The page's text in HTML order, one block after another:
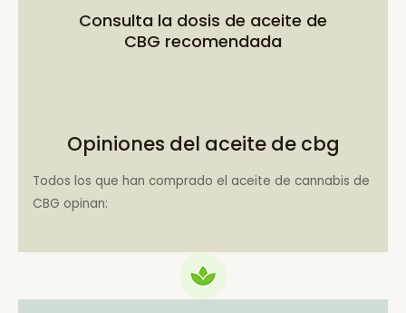
Consulta la dosis de aceite de
CBG recomendada
Opiniones del aceite de cbg
Todos los que han comprado el aceite de cannabis de
CBG opinan: